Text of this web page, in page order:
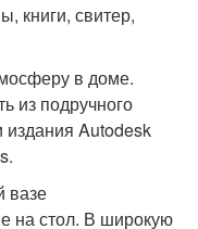
книги, свитер,
в доме.
из подручного
издания Autodesk
вазе
на стол. В широкую